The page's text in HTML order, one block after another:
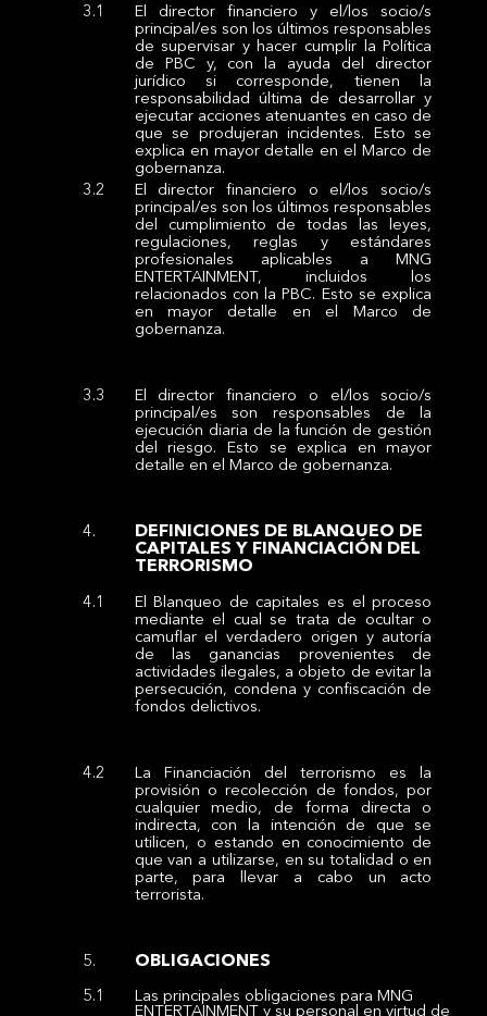
El director financiero y el/los socio/s
principal/es son los últimos responsables
de supervisar y hacer cumplir la Política
de PBC y, con la ayuda del director
jurídico si corresponde, tienen la
responsabilidad última de desarrollar y
ejecutar acciones atenuantes en caso de
que se produjeran incidentes. Esto se
explica en mayor detalle en el Marco de
gobernanza.
El director financiero o el/los socio/s
principal/es son los últimos responsables
del cumplimiento de todas las leyes,
regulaciones, reglas y estándares
profesionales aplicables a MNG
ENTERTAINMENT, incluidos los
relacionados con la PBC. Esto se explica
en mayor detalle en el Marco de
gobernanza.
El director financiero o el/los socio/s
principal/es son responsables de la
ejecución diaria de la función de gestión
del riesgo. Esto se explica en mayor
detalle en el Marco de gobernanza.
DEFINICIONES DE BLANQUEO DE
CAPITALES Y FINANCIACIÓN DEL
TERRORISMO
El Blanqueo de capitales es el proceso
mediante el cual se trata de ocultar o
camuflar el verdadero origen y autoría
de las ganancias provenientes de
actividades ilegales, a objeto de evitar la
persecución, condena y confiscación de
fondos delictivos.
La Financiación del terrorismo es la
provisión o recolección de fondos, por
cualquier medio, de forma directa o
indirecta, con la intención de que se
utilicen, o estando en conocimiento de
que van a utilizarse, en su totalidad o en
parte, para llevar a cabo un acto
terrorista.
OBLIGACIONES
Las principales obligaciones para MNG
ENTERTAINMENT y su personal en virtud de